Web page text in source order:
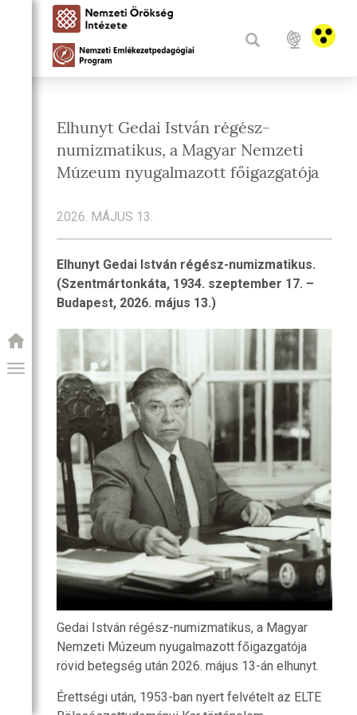
PROGRAM
Elhunyt Gedai István régész-
numizmatikus, a Magyar Nemzeti
Múzeum nyugalmazott főigazgatója
2026. MÁJUS 13.
Elhunyt Gedai István régész-numizmatikus.
(Szentmártonkáta, 1934. szeptember 17. –
Budapest, 2026. május 13.)
Gedai István régész-numizmatikus, a Magyar
Nemzeti Múzeum nyugalmazott főigazgatója
rövid betegség után 2026. május 13-án elhunyt.
Érettségi után, 1953-ban nyert felvételt az ELTE